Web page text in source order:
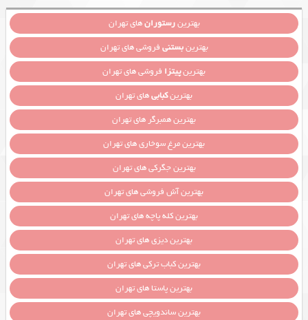
بهترینرستورانهای تهران
بهترینبستنی فروشی های تهران
بهترینپیتزا فروشی های تهران
بهترینکبابیهای تهران
بهترین همبرگر های تهران
بهترین مرغ سوخاری های تهران
بهترین جگرکی های تهران
بهترین آش فروشی های تهران
بهترین کله پاچه های تهران
بهترین دیزی های تهران
بهترین کباب ترکی های تهران
بهترین پاستا های تهران
بهترین ساندویچی های تهران